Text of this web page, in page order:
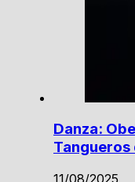
Danza:
Tangueros